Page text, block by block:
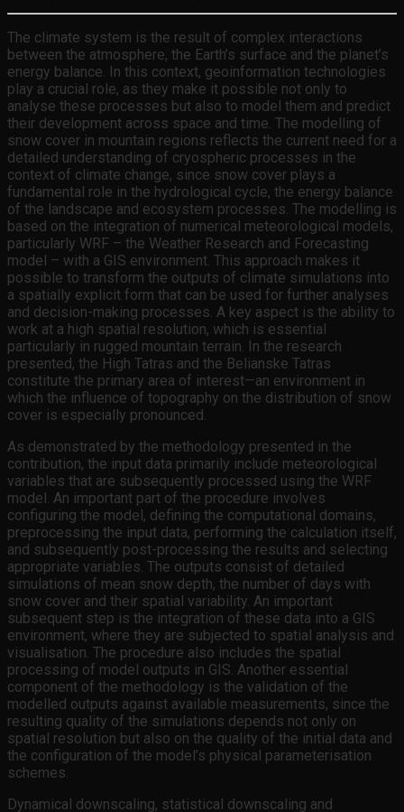
The climate system is the result of complex interactions
between the atmosphere, the Earth’s surface and the planet’s
energy balance. In this context, geoinformation technologies
play a crucial role, as they make it possible not only to
analyse these processes but also to model them and predict
their development across space and time. The modelling of
snow cover in mountain regions reflects the current need for a
detailed understanding of cryospheric processes in the
context of climate change, since snow cover plays a
fundamental role in the hydrological cycle, the energy balance
of the landscape and ecosystem processes. The modelling is
based on the integration of numerical meteorological models,
particularly WRF – the Weather Research and Forecasting
model – with a GIS environment. This approach makes it
possible to transform the outputs of climate simulations into
a spatially explicit form that can be used for further analyses
and decision-making processes. A key aspect is the ability to
work at a high spatial resolution, which is essential
particularly in rugged mountain terrain. In the research
presented, the High Tatras and the Belianske Tatras
constitute the primary area of interest—an environment in
which the influence of topography on the distribution of snow
cover is especially pronounced.
As demonstrated by the methodology presented in the
contribution, the input data primarily include meteorological
variables that are subsequently processed using the WRF
model. An important part of the procedure involves
configuring the model, defining the computational domains,
preprocessing the input data, performing the calculation itself,
and subsequently post-processing the results and selecting
appropriate variables. The outputs consist of detailed
simulations of mean snow depth, the number of days with
snow cover and their spatial variability. An important
subsequent step is the integration of these data into a GIS
environment, where they are subjected to spatial analysis and
visualisation. The procedure also includes the spatial
processing of model outputs in GIS. Another essential
component of the methodology is the validation of the
modelled outputs against available measurements, since the
resulting quality of the simulations depends not only on
spatial resolution but also on the quality of the initial data and
the configuration of the model’s physical parameterisation
schemes.
Dynamical downscaling, statistical downscaling and